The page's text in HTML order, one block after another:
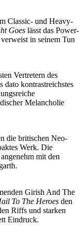
Classic- und Heavy-
Goes lässt das Power-
in seinem Tun
Vertretern des
dato kontrastreichstes
Melancholie
die britischen Neo-
Werk. Die
mit den
Girish And The
To The Heroes den
Riffs und starken
Eindruck.